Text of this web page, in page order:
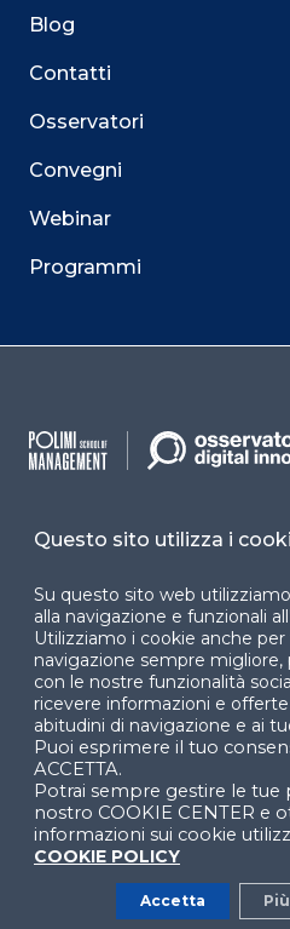
Blog
Contatti
Osservatori
Convegni
Webinar
Programmi
YouTube X
© 2024 Copyright ©
di Ingegneria Gestionale
Questo sito utilizza i
Su questo sito web
alla navigazione e funzionali
Utilizziamo i cookie anche per
navigazione sempre migliore,
con le nostre funzionalità
ricevere informazioni e
abitudini di navigazione e ai
Puoi esprimere il tuo
ACCETTA.
Potrai sempre gestire le tue
nostro COOKIE CENTER e
informazioni sui cookie
COOKIE POLICY
Accetta